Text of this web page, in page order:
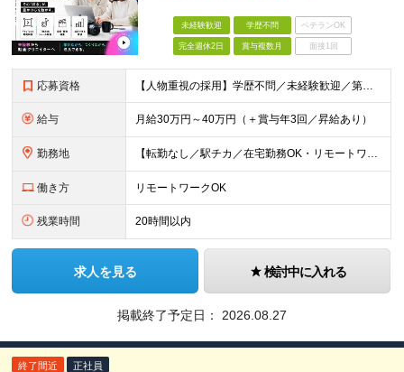
未経験歓迎 学歴不問 ベテランOK
完全週休2日 賞与複数月 面接1回
応募資格 【人物重視の採用】学歴不問／未経験歓迎／第二新卒歓迎 「動画編集に挑戦したい！」 「YouTubeやTikTokが好き！」 「クリエイティブな仕事をしてみたい！」 そんな想いがあれば、経験やスキル
給与 月給30万円～40万円（＋賞与年3回／昇給あり）
勤務地 【転勤なし／駅チカ／在宅勤務OK・リモートワーク可能】 本社：東京都渋谷区代々木1-30-15 天翔代々木ビル5階 ★過去入社した先輩方の前職をご紹介（経験職種不問です）★ 一般職、秘書、総務、経理
働き方 リモートワークOK
残業時間 20時間以内
求人を見る 検討中に入れる
掲載終了予定日： 2026.08.27
終了間近 正社員